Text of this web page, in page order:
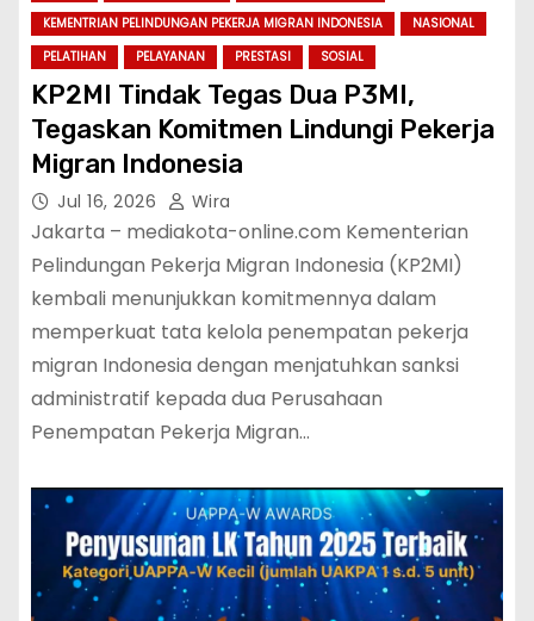
KEMENTRIAN PELINDUNGAN PEKERJA MIGRAN INDONESIA
NASIONAL
PELATIHAN
PELAYANAN PRESTASI SOSIAL
KP2MI Tindak Tegas Dua P3MI,
Tegaskan Komitmen Lindungi Pekerja
Migran Indonesia
Jul 16, 2026 Wira
Jakarta – mediakota-online.com Kementerian
Pelindungan Pekerja Migran Indonesia (KP2MI)
kembali menunjukkan komitmennya dalam
memperkuat tata kelola penempatan pekerja
migran Indonesia dengan menjatuhkan sanksi
administratif kepada dua Perusahaan
Penempatan Pekerja Migran…